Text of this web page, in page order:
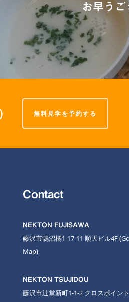
お早う
無料見学を予約する
Contact
NEKTON FUJISAWA
藤沢市鵠沼橘1-17-11 順天ビル4F
Map)
NEKTON TSUJIDOU
藤沢市辻堂新町1-1-2 クロスポイン